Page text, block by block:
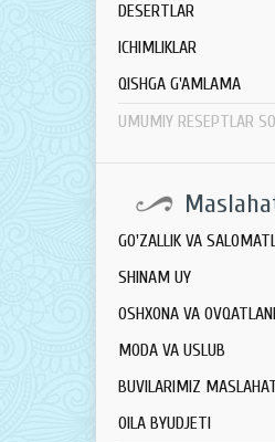
DESERTLAR
ICHIMLIKLAR
QISHGA G'AMLAMA
UMUMIY RESEPTLAR
GO'ZALLIK VA
SHINAM UY
OSHXONA VA
MODA VA USLUB
BUVILARIMIZ
OILA BYUDJETI